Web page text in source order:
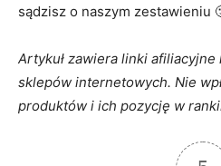
sądzisz o naszym zestawieniu
Artykuł zawiera linki
sklepów internetowych. Nie
produktów i ich pozycję w